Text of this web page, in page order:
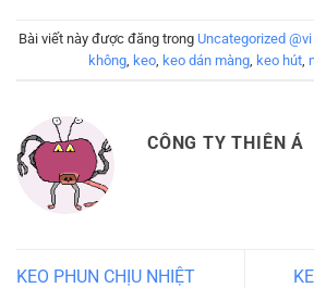
Bài viết này được đăng trong Uncategorized @vi
không keo keo dán màng keo hút
CÔNG TY THIÊN Á
KEO PHUN CHỊU NHIỆT